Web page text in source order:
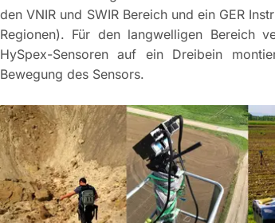
den VNIR und SWIR Bereich und ein GER
Regionen). Für den langwelligen Bereich
HySpex-Sensoren auf ein Dreibein
Bewegung des Sensors.